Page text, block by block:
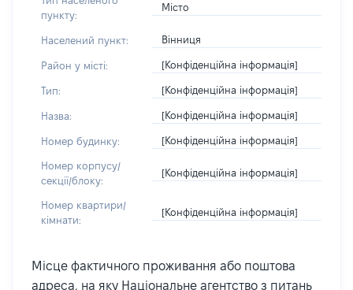
пункту:
Місто
Населений пункт: Вінниця
Район у місті: [Конфіденційна інформація]
Тип: [Конфіденційна інформація]
Назва: [Конфіденційна інформація]
Номер будинку: [Конфіденційна інформація]
Номер корпусу/
секції/блоку:
[Конфіденційна інформація]
Номер квартири/
кімнати:
[Конфіденційна інформація]
Місце фактичного проживання або поштова
адреса, на яку Національне агентство з питань